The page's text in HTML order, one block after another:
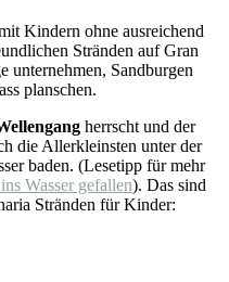
Kindern ohne ausreichend
Stränden auf Gran
unternehmen, Sandburgen
planschen.
herrscht und der
die Allerkleinsten unter der
baden. (Lesetipp für mehr
Wasser gefallen). Das sind
Stränden für Kinder: